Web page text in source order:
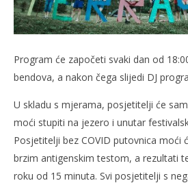
Program će započeti svaki dan od
bendova, a nakon čega slijedi DJ
U skladu s mjerama, posjetitelji će
moći stupiti na jezero i unutar
Posjetitelji bez COVID putovnica moći
brzim antigenskim testom, a rezultati
roku od 15 minuta. Svi posjetitelji s